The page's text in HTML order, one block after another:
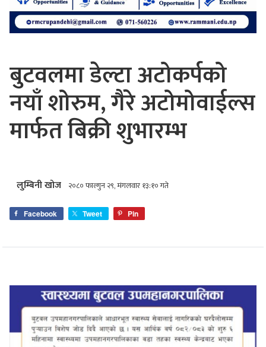
बुटवलमा डेल्टा अटोकर्पको
नयाँ शोरुम, गैरे अटोमोवाईल्स
मार्फत बिक्री शुभारम्भ
लुम्बिनी खोज २०८० फाल्गुन २९, मंगलवार १३:१० गते
Facebook Tweet Pin